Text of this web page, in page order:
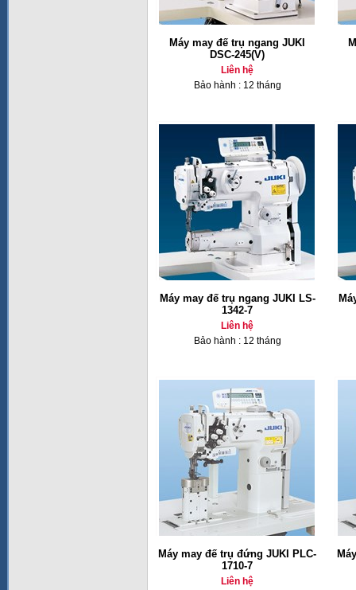
Máy may đế trụ ngang JUKI
DSC-245(V)
Liên hệ
Bảo hành : 12 tháng
Máy may đế trụ ngang JUKI LS-
1342-7
Liên hệ
Bảo hành : 12 tháng
Máy may đế trụ đứng JUKI PLC-
1710-7
Liên hệ